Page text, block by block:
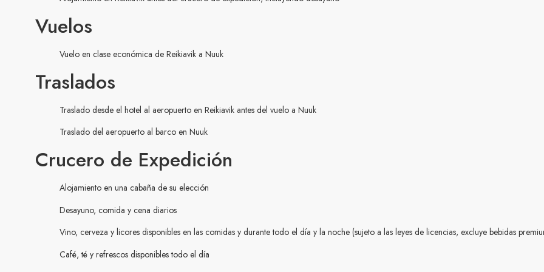
Vuelos
Vuelo en clase económica de Reikiavik a Nuuk
Traslados
Traslado desde el hotel al aeropuerto en Reikiavik antes del vuelo a Nuuk
Traslado del aeropuerto al barco en Nuuk
Crucero de Expedición
Alojamiento en una cabaña de su elección
Desayuno, comida y cena diarios
Vino, cerveza y licores disponibles en las comidas y durante todo el día y la noche (sujeto a las leyes de licencias, excluye bebidas
Café, té y refrescos disponibles todo el día